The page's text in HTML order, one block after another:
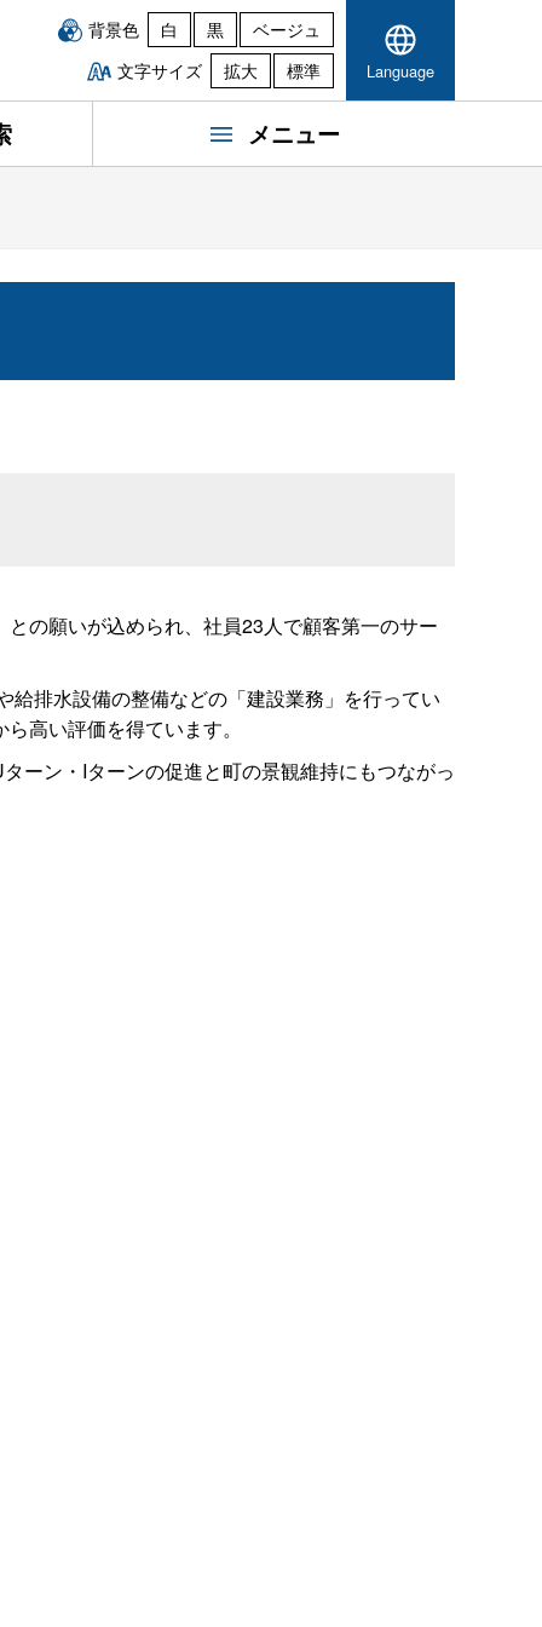
背景色 白 黒
ベージュ
文字サイズ
拡大 標準 Language
メニュー
の願いが込められ、社員23人で顧客第一のサー
排水設備の整備などの「建設業務」を行ってい
高い評価を得ています。
ーン・Iターンの促進と町の景観維持にもつながっ